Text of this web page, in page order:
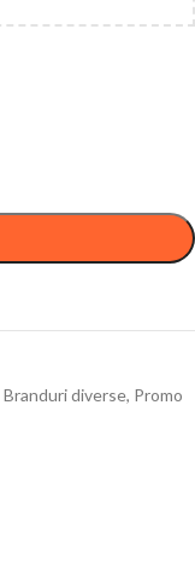
Branduri diverse, Promo